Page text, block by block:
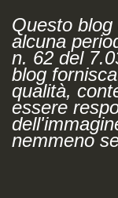
Questo
alcuna
n. 62 del
blog
qualità,
essere
nemmeno